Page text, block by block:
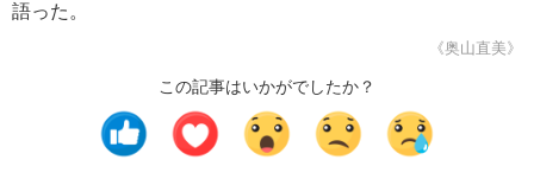
語った。
《奥山直美》
この記事はいかがでしたか？